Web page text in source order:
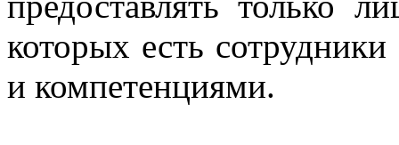
которых есть
и компетенциями.